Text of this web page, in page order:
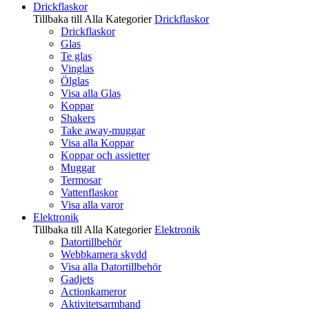
Drickflaskor
Tillbaka till Alla Kategorier Drickflaskor
Drickflaskor
Glas
Te glas
Vinglas
Ölglas
Visa alla Glas
Koppar
Shakers
Take away-muggar
Visa alla Koppar
Koppar och assietter
Muggar
Termosar
Vattenflaskor
Visa alla varor
Elektronik
Tillbaka till Alla Kategorier Elektronik
Datortillbehör
Webbkamera skydd
Visa alla Datortillbehör
Gadjets
Actionkameror
Aktivitetsarmband